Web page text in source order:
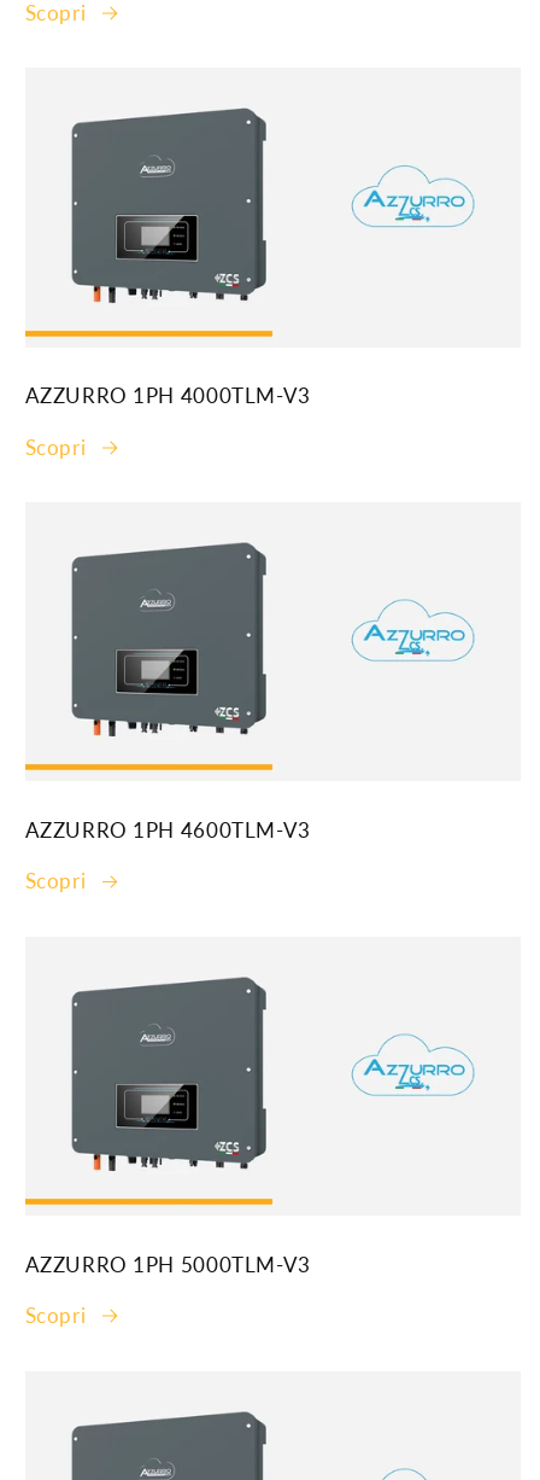
Scopri
AZZURRO 1PH 4000TLM-V3
Scopri
AZZURRO 1PH 4600TLM-V3
Scopri
AZZURRO 1PH 5000TLM-V3
Scopri